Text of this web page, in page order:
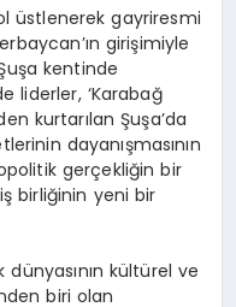
üstlenerek gayriresmi
girişimiyle
kentinde
liderler, ‘Karabağ
kurtarılan Şuşa’da
dayanışmasının
gerçekliğin bir
birliğinin yeni bir
kültürel ve
biri olan